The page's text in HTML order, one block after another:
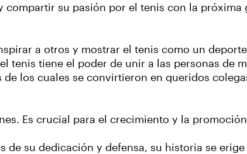
su pasión por el tenis con la próxima
a otros y mostrar el tenis como un
tenis tiene el poder de unir a las personas de
los cuales se convirtieron en queridos
Es crucial para el crecimiento y la
de su dedicación y defensa, su historia se